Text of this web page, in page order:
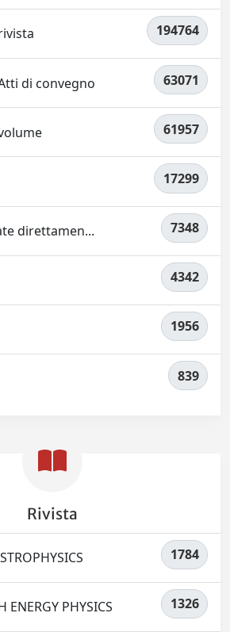
194764
di convegno 63071
61957
17299
direttamen... 7348
4342
1956
839
Rivista
1784
ENERGY PHYSICS 1326